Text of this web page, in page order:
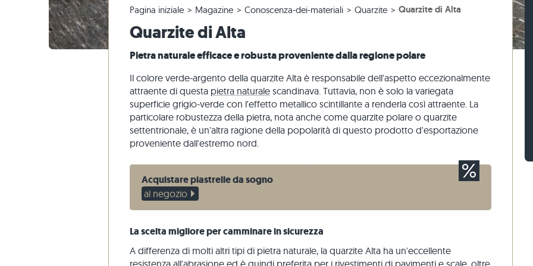
Piastrelle in quarzite
Piastrelle di marmo
Piastrelle antiche
Piastrelle beige
Piastrelle grigie
Pavimento calcarea
Pavimento marmo
Pavimento quarzite
Lastre per terrazze beige
Pavimento grigio
Sampietrini calcari
Gradini di blocco di gneiss
Gradini di blocco calcari
Mattoni di pietra travertino
Reclami e riordini
Modifica e annullamento dell'ordine
Spedizione di campioni
Tour panoramico
Progettazione di giardini
Stili di vita
Marmo
Quarzite
Travertino
Pagina iniziale Magazine Conoscenza-dei-materiali Quarzite Quarzite di Alta
Quarzite di Alta
Pietra naturale efficace e robusta proveniente dalla regione polare
Il colore verde-argento della quarzite Alta è responsabile dell'aspetto eccezionalmente
attraente di questa pietra naturalescandinava. Tuttavia, non è solo la variegata
superficie grigio-verde con l'effetto metallico scintillante a renderla così attraente. La
particolare robustezza della pietra, nota anche come quarzite polare o quarzite
settentrionale, è un'altra ragione della popolarità di questo prodotto d'esportazione
proveniente dall'estremo nord.
Acquistare piastrelle da sogno
al negozio
La scelta migliore per camminare in sicurezza
A differenza di molti altri tipi di pietra naturale, la quarzite Alta ha un'eccellente
resistenza all'abrasione ed è quindi preferita per i rivestimenti di pavimenti e scale, oltre